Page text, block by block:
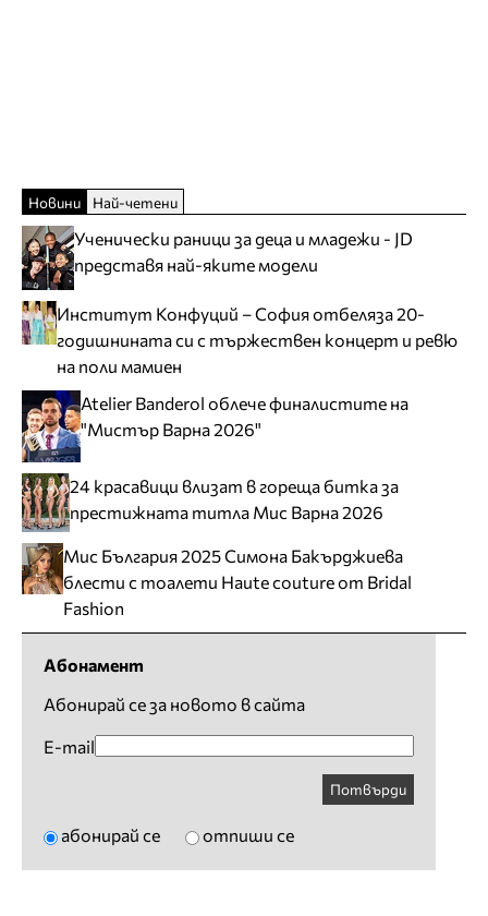
Новини Най-четени
Ученически раници за деца и младежи - JD
представя най-яките модели
Институт Конфуций – София отбеляза 20-
годишнината си с тържествен концерт и ревю
на поли мамиен
Atelier Banderol облече финалистите на
"Мистър Варна 2026"
24 красавици влизат в гореща битка за
престижната титла Мис Варна 2026
Мис България 2025 Симона Бакърджиева
блести с тоалети Haute couture от Bridal
Fashion
Абонамент
Абонирай се за новото в сайта
E-mail
Потвърди
абонирай се отпиши се